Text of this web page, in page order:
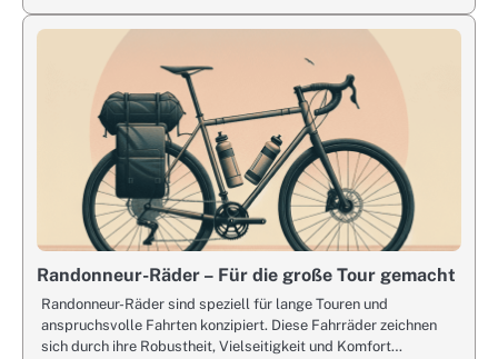
Randonneur-Räder – Für die große Tour gemacht
Randonneur-Räder sind speziell für lange Touren und
anspruchsvolle Fahrten konzipiert. Diese Fahrräder zeichnen
sich durch ihre Robustheit, Vielseitigkeit und Komfort…